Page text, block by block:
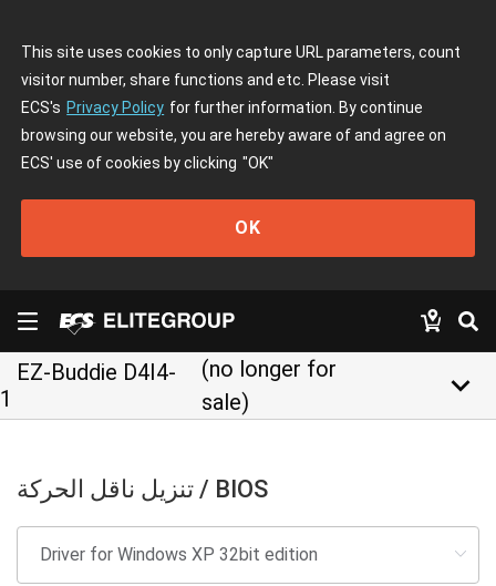
This site uses cookies to only capture URL parameters, count
visitor number, share functions and etc. Please visit
ECS's Privacy Policy for further information. By continue
browsing our website, you are hereby aware of and agree on
ECS' use of cookies by clicking "OK"
OK
EZ-Buddie D4I4-
1
(no longer for
sale)
keyboard_arrow_down
تنزيل ناقل الحركة / BIOS